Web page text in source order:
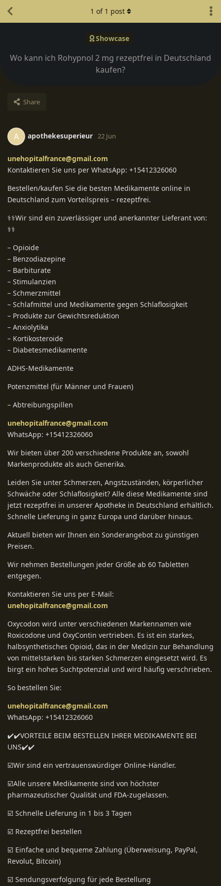
Showcase
Wo kann ich Rohypnol 2 mg rezeptfrei in Deutschland
kaufen?
Share
1 of 1 post
A apothekesuperieur 22 Jun
unehopitalfrance@gmail.com
Kontaktieren Sie uns per WhatsApp: +15412326060
Bestellen/kaufen Sie die besten Medikamente online in
Deutschland zum Vorteilspreis – rezeptfrei.
⚕️⚕️Wir sind ein zuverlässiger und anerkannter Lieferant von:
⚕️⚕️
– Opioide
– Benzodiazepine
– Barbiturate
– Stimulanzien
– Schmerzmittel
– Schlafmittel und Medikamente gegen Schlaflosigkeit
– Produkte zur Gewichtsreduktion
– Anxiolytika
– Kortikosteroide
– Diabetesmedikamente
ADHS-Medikamente
Potenzmittel (für Männer und Frauen)
– Abtreibungspillen
unehopitalfrance@gmail.com
WhatsApp: +15412326060
Wir bieten über 200 verschiedene Produkte an, sowohl
Markenprodukte als auch Generika.
Leiden Sie unter Schmerzen, Angstzuständen, körperlicher
Schwäche oder Schlaflosigkeit? Alle diese Medikamente sind
jetzt rezeptfrei in unserer Apotheke in Deutschland erhältlich.
Schnelle Lieferung in ganz Europa und darüber hinaus.
Aktuell bieten wir Ihnen ein Sonderangebot zu günstigen
Preisen.
Wir nehmen Bestellungen jeder Größe ab 60 Tabletten
entgegen.
Kontaktieren Sie uns per E-Mail:
unehopitalfrance@gmail.com
Oxycodon wird unter verschiedenen Markennamen wie
Roxicodone und OxyContin vertrieben. Es ist ein starkes,
halbsynthetisches Opioid, das in der Medizin zur Behandlung
von mittelstarken bis starken Schmerzen eingesetzt wird. Es
birgt ein hohes Suchtpotenzial und wird häufig verschrieben.
So bestellen Sie:
unehopitalfrance@gmail.com
WhatsApp: +15412326060
✔️✔️VORTEILE BEIM BESTELLEN IHRER MEDIKAMENTE BEI ​​
UNS✔️✔️
☑️Wir sind ein vertrauenswürdiger Online-Händler.
☑️Alle unsere Medikamente sind von höchster
pharmazeutischer Qualität und FDA-zugelassen.
☑️ Schnelle Lieferung in 1 bis 3 Tagen
☑️ Rezeptfrei bestellen
☑️ Einfache und bequeme Zahlung (Überweisung, PayPal,
Revolut, Bitcoin)
☑️ Sendungsverfolgung für jede Bestellung